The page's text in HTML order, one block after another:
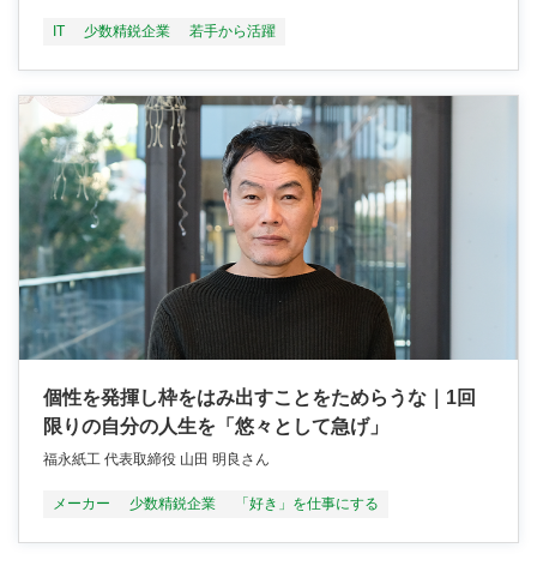
IT 少数精鋭企業 若手から活躍
個性を発揮し枠をはみ出すことをためらうな｜1回
限りの自分の人生を「悠々として急げ」
福永紙工 代表取締役 山田 明良さん
メーカー 少数精鋭企業 「好き」を仕事にする